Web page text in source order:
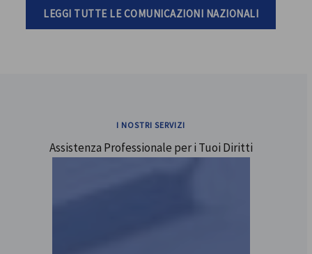
LEGGI TUTTE LE COMUNICAZIONI NAZIONALI
I NOSTRI SERVIZI
Assistenza Professionale per i Tuoi Diritti